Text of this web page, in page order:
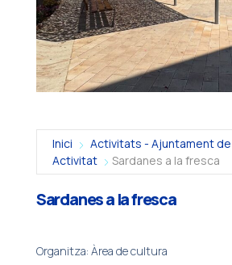
Inici
Activitats - Ajuntament de
Activitat
Sardanes a la fresca
Sardanes a la fresca
Organitza: Àrea de cultura